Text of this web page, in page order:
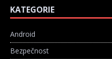
KATEGORIE
Android
Bezpečnost